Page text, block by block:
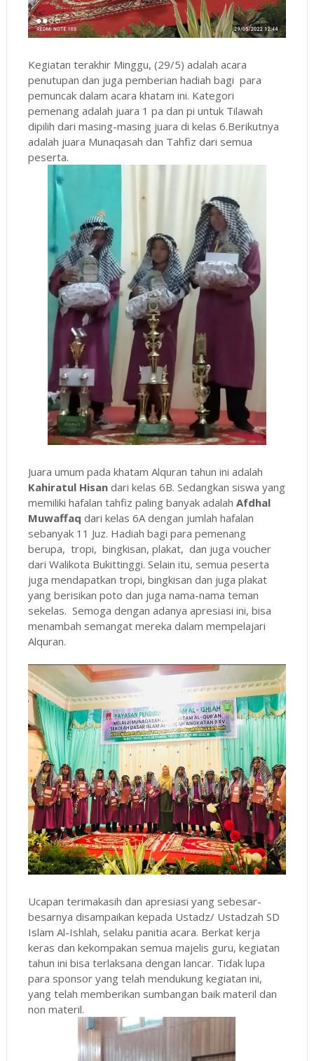
Kegiatan terakhir Minggu, (29/5) adalah acara
penutupan dan juga pemberian hadiah bagi para
pemuncak dalam acara khatam ini. Kategori
pemenang adalah juara 1 pa dan pi untuk Tilawah
dipilih dari masing-masing juara di kelas 6.Berikutnya
adalah juara Munaqasah dan Tahfiz dari semua
peserta.
Juara umum pada khatam Alquran tahun ini adalah
Kahiratul Hisandari kelas 6B. Sedangkan siswa yang
memiliki hafalan tahfiz paling banyak adalah Afdhal
Muwaffaq dari kelas 6A dengan jumlah hafalan
sebanyak 11 Juz. Hadiah bagi para pemenang
berupa, tropi, bingkisan, plakat, dan juga voucher
dari Walikota Bukittinggi. Selain itu, semua peserta
juga mendapatkan tropi, bingkisan dan juga plakat
yang berisikan poto dan juga nama-nama teman
sekelas. Semoga dengan adanya apresiasi ini, bisa
menambah semangat mereka dalam mempelajari
Alquran.
Ucapan terimakasih dan apresiasi yang sebesar-
besarnya disampaikan kepada Ustadz/ Ustadzah SD
Islam Al-Ishlah, selaku panitia acara. Berkat kerja
keras dan kekompakan semua majelis guru, kegiatan
tahun ini bisa terlaksana dengan lancar. Tidak lupa
para sponsor yang telah mendukung kegiatan ini,
yang telah memberikan sumbangan baik materil dan
non materil.